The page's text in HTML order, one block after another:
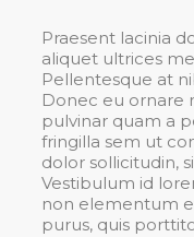
Praesent lacinia
aliquet ultrices
Pellentesque at
Donec eu ornare
pulvinar quam a
fringilla sem ut
dolor sollicitudin,
Vestibulum id
non elementum
purus, quis